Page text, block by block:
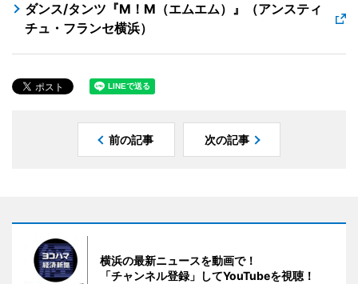
ダンス/タンツ『M！M（エムエム）』（アンスティ
チュ・フランセ横浜）
前の記事 次の記事
横浜の最新ニュースを動画で！
「チャンネル登録」してYouTubeを視聴！